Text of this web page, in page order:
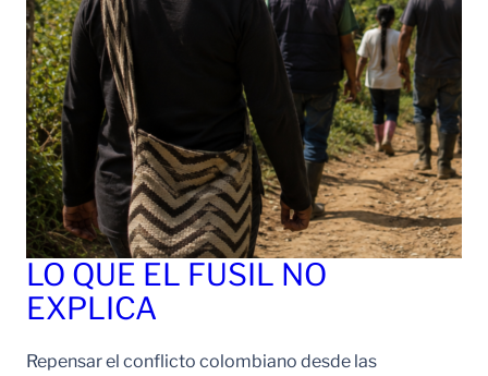
LO QUE EL FUSIL NO
EXPLICA
Repensar el conflicto colombiano desde las